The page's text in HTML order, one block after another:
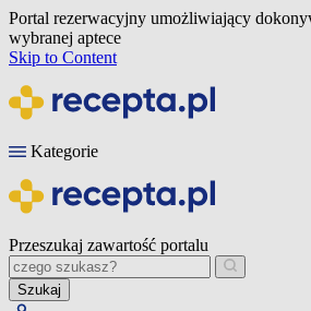
Portal rezerwacyjny umożliwiający
wybranej aptece
Skip to Content
Kategorie
Przeszukaj zawartość portalu
Szukaj